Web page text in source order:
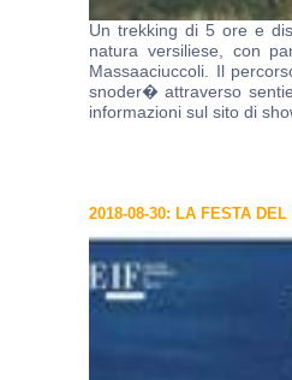
Un trekking di 5 ore e
natura versiliese, con
Massaaciuccoli. Il
snoder� attraverso
informazioni sul sito di
2018-08-30: LA FESTA